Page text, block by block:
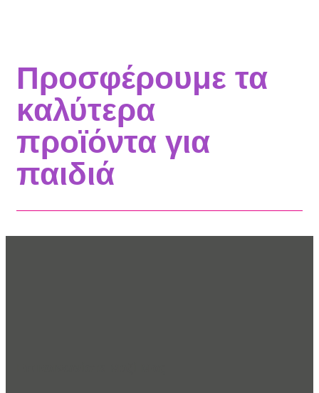
Προσφέρουμε τα
καλύτερα
προϊόντα για
παιδιά